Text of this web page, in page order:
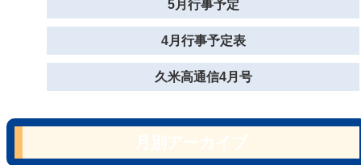
5月行事予定
4月行事予定表
久米高通信4月号